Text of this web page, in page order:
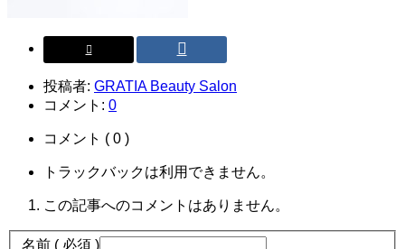
投稿者: GRATIA Beauty Salon
コメント: 0
コメント ( 0 )
トラックバックは利用できません。
この記事へのコメントはありません。
名前 ( 必須 )